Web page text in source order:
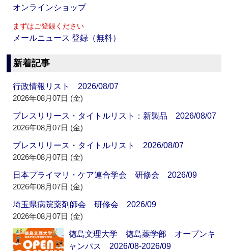
オンラインショップ
まずはご登録ください
メールニュース 登録（無料）
新着記事
行政情報リスト 2026/08/07
2026年08月07日 (金)
プレスリリース・タイトルリスト：新製品 2026/08/07
2026年08月07日 (金)
プレスリリース・タイトルリスト 2026/08/07
2026年08月07日 (金)
日本プライマリ・ケア連合学会 研修会 2026/09
2026年08月07日 (金)
埼玉県病院薬剤師会 研修会 2026/09
2026年08月07日 (金)
徳島文理大学 徳島薬学部 オープンキ
ャンパス 2026/08-2026/09